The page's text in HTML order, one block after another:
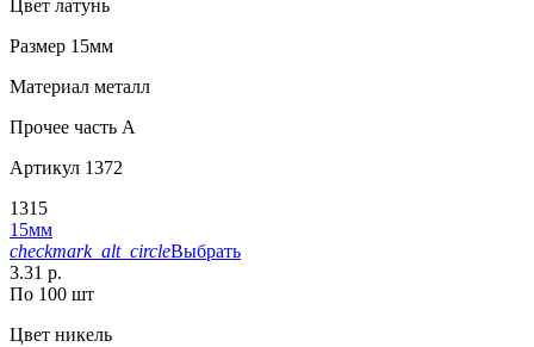
Цвет латунь
Размер 15мм
Материал металл
Прочее часть A
Артикул 1372
1315
15мм
checkmark_alt_circleВыбрать
3.31 р.
По 100 шт
Цвет никель